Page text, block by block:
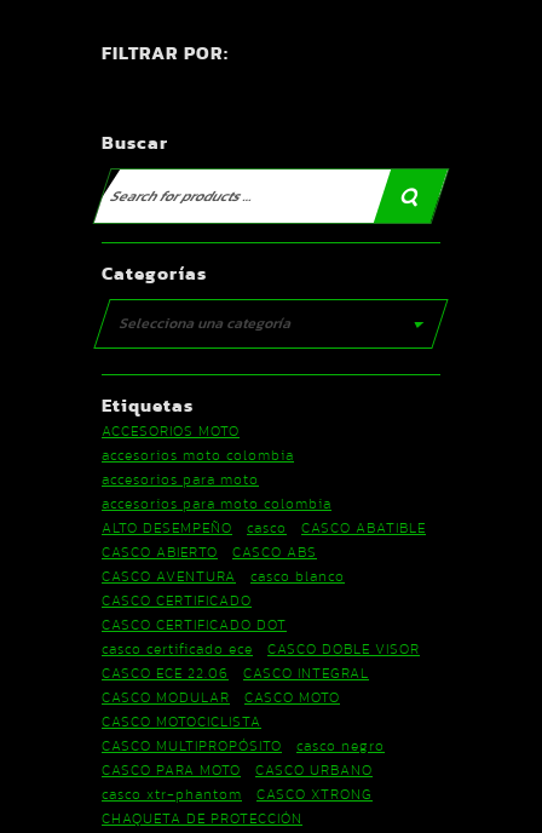
FILTRAR POR:
Buscar
Categorías
Selecciona una categoría
Etiquetas
ACCESORIOS MOTO
accesorios moto colombia
accesorios para moto
accesorios para moto colombia
ALTO DESEMPEÑO
casco
CASCO ABATIBLE
CASCO ABIERTO
CASCO ABS
CASCO AVENTURA
casco blanco
CASCO CERTIFICADO
CASCO CERTIFICADO DOT
casco certificado ece
CASCO DOBLE VISOR
CASCO ECE 22.06
CASCO INTEGRAL
CASCO MODULAR
CASCO MOTO
CASCO MOTOCICLISTA
CASCO MULTIPROPÓSITO
casco negro
CASCO PARA MOTO
CASCO URBANO
casco xtr-phantom
CASCO XTRONG
CHAQUETA DE PROTECCIÓN